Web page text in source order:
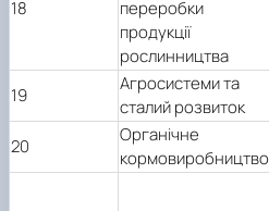
18
переробки
продукції
рослинництва
19
Агросистеми та
сталий розвиток
20
Органічне
кормовиробництво